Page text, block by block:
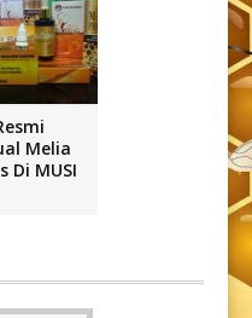
Melia
Di MUSI